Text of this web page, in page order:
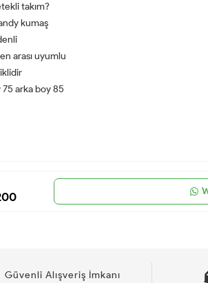
takım?
kumaş
arası uyumlu
arka boy 85
Güvenli Alışveriş İmkanı